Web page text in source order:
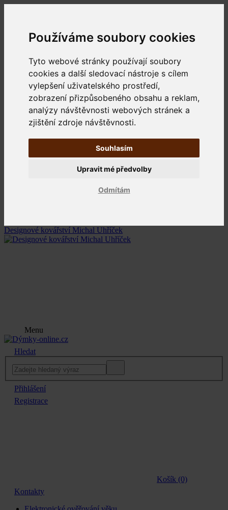
Používáme soubory cookies
Tyto webové stránky používají soubory
cookies a další sledovací nástroje s cílem
vylepšení uživatelského prostředí,
zobrazení přizpůsobeného obsahu a reklam,
analýzy návštěvnosti webových stránek a
zjištění zdroje návštěvnosti.
Souhlasím
Odmítám
Upravit mé předvolby
Designové kovářství Michal Uhříček
Menu
Hledat
Přihlášení
Registrace
Košík (0)
Kontakty